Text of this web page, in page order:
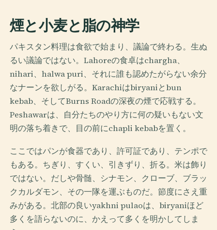
煙と小麦と脂の神学
パキスタン料理は食欲で始まり、議論で終わる。生ぬ
るい議論ではない。Lahoreの食卓はchargha、
nihari、halwa puri、それに誰も認めたがらない余分
なナーンを欲しがる。Karachiはbiryaniとbun
kebab、そしてBurns Roadの深夜の煙で応戦する。
Peshawarは、自分たちのやり方に何の疑いもない文
明の落ち着きで、目の前にchapli kebabを置く。
ここではパンが食器であり、許可証であり、テンポで
もある。ちぎり、すくい、引きずり、折る。米は飾り
ではない。だしや骨髄、シナモン、クローブ、ブラッ
クカルダモン、その一隊を運ぶものだ。節度にさえ重
みがある。北部の良いyakhni pulaoは、biryaniほど
多くを語らないのに、かえって多くを明かしてしま